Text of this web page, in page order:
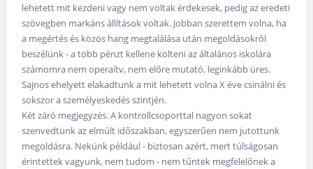
lehetett mit kezdeni vagy nem voltak érdekesek, pedig az eredeti
szövegben markáns állítások voltak. Jobban szerettem volna, ha
a megértés és közös hang megtalálása után megoldásokról
beszélünk - a több pénzt kellene költeni az általános iskolára
számomra nem operaítv, nem előre mutató, leginkább üres.
Sajnos ehelyett elakadtunk a mit lehetett volna X éve csinálni és
sokszor a személyeskedés szintjén.
Két záró megjegyzés. A kontrollcsoporttal nagyon sokat
szenvedtünk az elmúlt időszakban, egyszerűen nem jutottunk
megoldásra. Nekünk például - biztosan azért, mert túlságosan
érintettek vagyunk, nem tudom - nem tűntek megfelelőnek a